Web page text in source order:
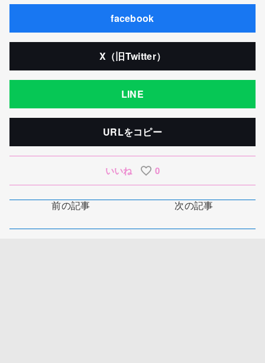
facebook
X（旧Twitter）
LINE
URLをコピー
いいね 0
前の記事 次の記事